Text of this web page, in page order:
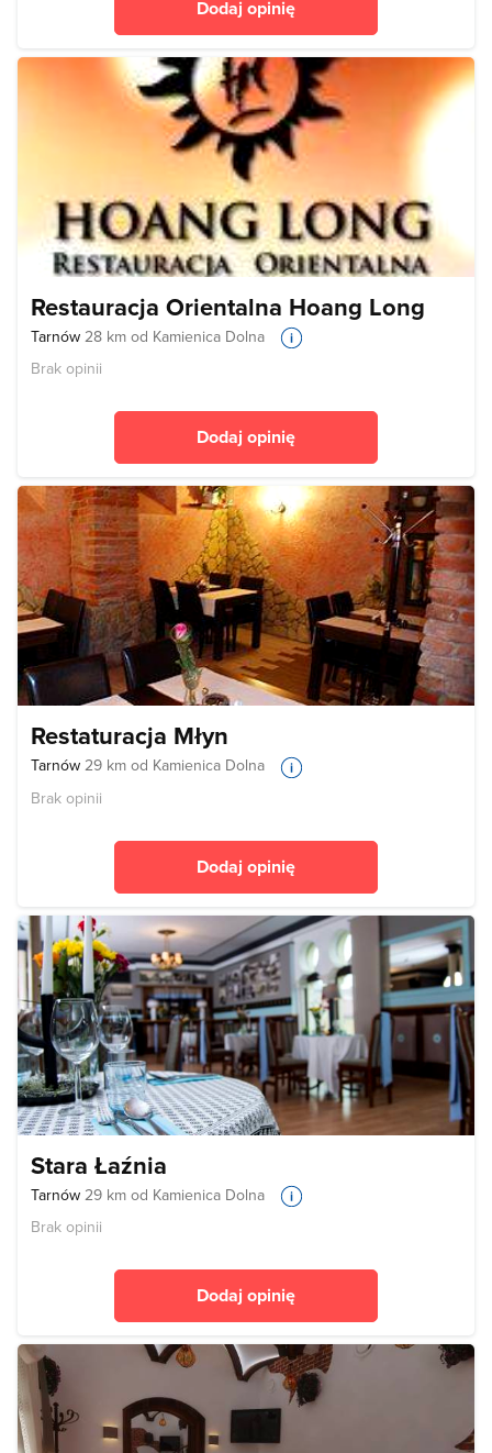
Dodaj opinię
Restauracja Orientalna Hoang Long
Tarnów 28 km od Kamienica Dolna
Brak opinii
Dodaj opinię
Restaturacja Młyn
Tarnów 29 km od Kamienica Dolna
Brak opinii
Dodaj opinię
Stara Łaźnia
Tarnów 29 km od Kamienica Dolna
Brak opinii
Dodaj opinię